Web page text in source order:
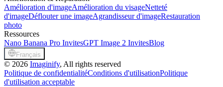
Amélioration d'imageAmélioration du visageNetteté
d'imageDéflouter une imageAgrandisseur d'imageRestauration
photo
Ressources
Nano Banana Pro InvitesGPT Image 2 InvitesBlog
Français
© 2026 Imaginify, All rights reserved
Politique de confidentialitéConditions d'utilisationPolitique
d'utilisation acceptable